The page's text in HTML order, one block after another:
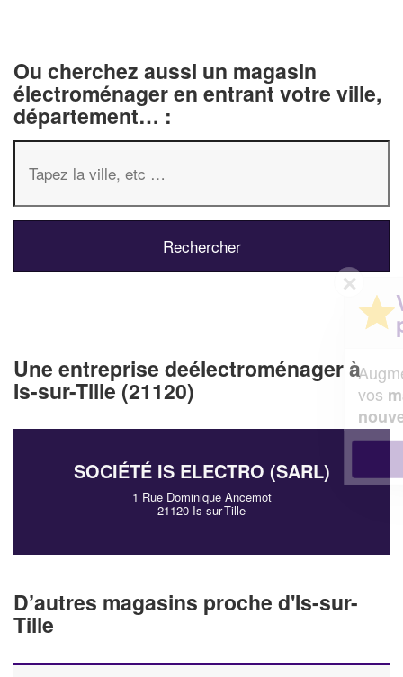
Ou cherchez aussi un magasin
électroménager en entrant votre ville,
département… :
Une entreprise deélectroménager à
Is-sur-Tille (21120)
SOCIÉTÉ IS ELECTRO (SARL)
1 Rue Dominique Ancemot
21120 Is-sur-Tille
D’autres magasins proche d'Is-sur-
Tille
Augmentez votrechiffre d'affaireset
vosmarges